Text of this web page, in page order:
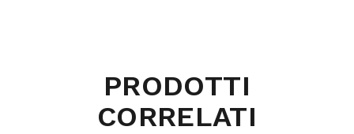
PRODOTTI
CORRELATI